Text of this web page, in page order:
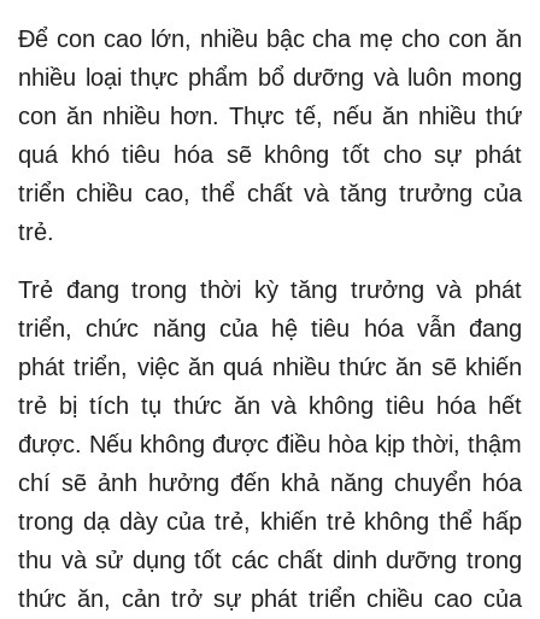
Để con cao lớn, nhiều bậc cha mẹ cho con ăn
nhiều loại thực phẩm bổ dưỡng và luôn mong
con ăn nhiều hơn. Thực tế, nếu ăn nhiều thứ
quá khó tiêu hóa sẽ không tốt cho sự phát
triển chiều cao, thể chất và tăng trưởng của
trẻ.
Trẻ đang trong thời kỳ tăng trưởng và phát
triển, chức năng của hệ tiêu hóa vẫn đang
phát triển, việc ăn quá nhiều thức ăn sẽ khiến
trẻ bị tích tụ thức ăn và không tiêu hóa hết
được. Nếu không được điều hòa kịp thời, thậm
chí sẽ ảnh hưởng đến khả năng chuyển hóa
trong dạ dày của trẻ, khiến trẻ không thể hấp
thu và sử dụng tốt các chất dinh dưỡng trong
thức ăn, cản trở sự phát triển chiều cao của